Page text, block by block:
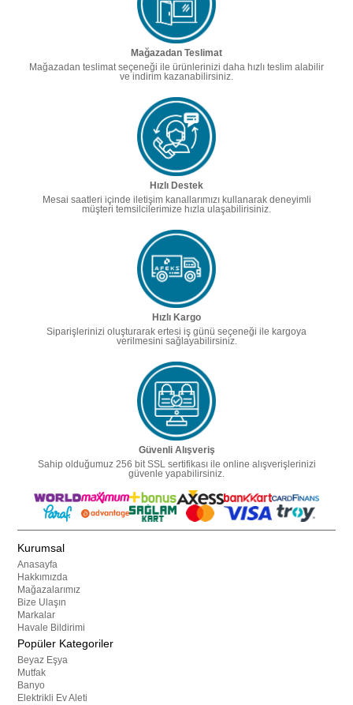
Mağazadan Teslimat
Mağazadan teslimat seçeneği ile ürünlerinizi daha hızlı teslim alabilir
ve indirim kazanabilirsiniz.
Hızlı Destek
Mesai saatleri içinde iletişim kanallarımızı kullanarak deneyimli
müşteri temsilcilerimize hızla ulaşabilirisiniz.
Hızlı Kargo
Siparişlerinizi oluşturarak ertesi iş günü seçeneği ile kargoya
verilmesini sağlayabilirsiniz.
Güvenli Alışveriş
Sahip olduğumuz 256 bit SSL sertifikası ile online alışverişlerinizi
güvenle yapabilirsiniz.
Kurumsal
Anasayfa
Hakkımızda
Mağazalarımız
Bize Ulaşın
Markalar
Havale Bildirimi
Popüler Kategoriler
Beyaz Eşya
Mutfak
Banyo
Elektrikli Ev Aleti